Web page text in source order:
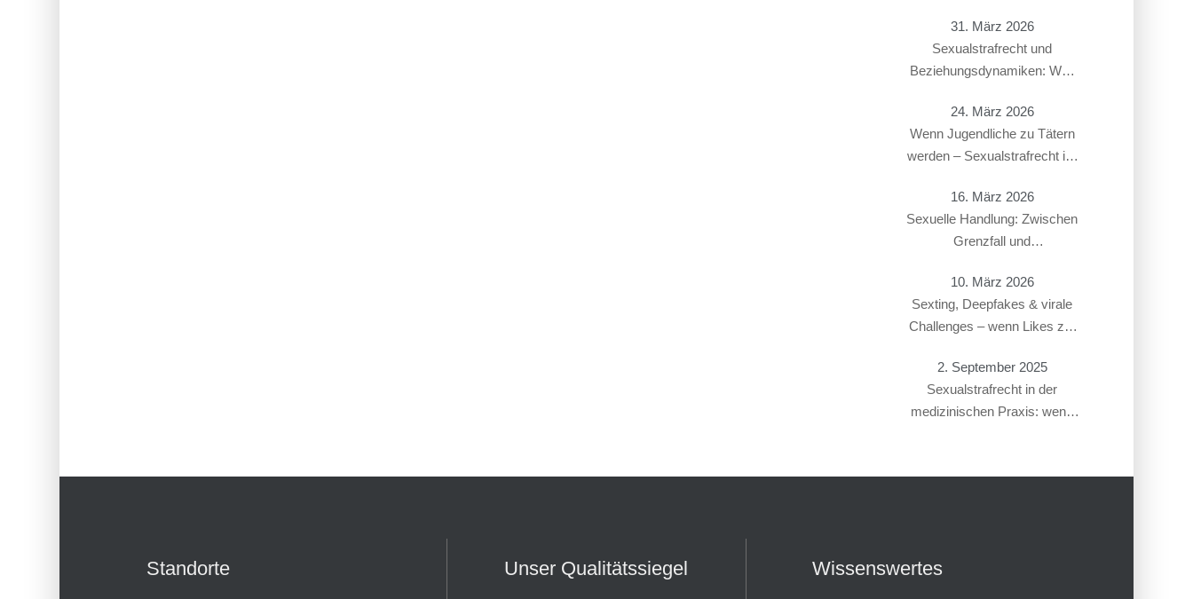
Überschneidung von § 184i
StGB mit arbeitsrechtlichen
Konsequenzen
31. März 2026
Sexualstrafrecht und
Beziehungsdynamiken: Was
oder in offenen Beziehungen?
24. März 2026
Wenn Jugendliche zu Tätern
werden – Sexualstrafrecht im
16. März 2026
Sexuelle Handlung: Zwischen
Grenzfall und
10. März 2026
Sexting, Deepfakes & virale
Challenges – wenn Likes zur
2. September 2025
Sexualstrafrecht in der
medizinischen Praxis: wenn
werden
Standorte Unser Qualitätssiegel Wissenswertes